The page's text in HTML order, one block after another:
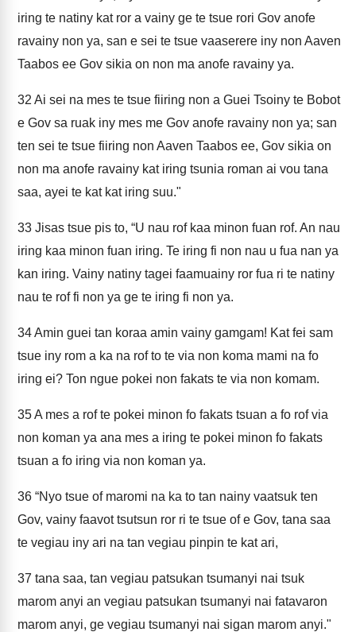
iring te natiny kat ror a vainy ge te tsue rori Gov anofe
ravainy non ya, san e sei te tsue vaaserere iny non Aaven
Taabos ee Gov sikia on non ma anofe ravainy ya.
32 Ai sei na mes te tsue fiiring non a Guei Tsoiny te Bobot
e Gov sa ruak iny mes me Gov anofe ravainy non ya; san
ten sei te tsue fiiring non Aaven Taabos ee, Gov sikia on
non ma anofe ravainy kat iring tsunia roman ai vou tana
saa, ayei te kat kat iring suu."
33 Jisas tsue pis to, “U nau rof kaa minon fuan rof. An nau
iring kaa minon fuan iring. Te iring fi non nau u fua nan ya
kan iring. Vainy natiny tagei faamuainy ror fua ri te natiny
nau te rof fi non ya ge te iring fi non ya.
34Amin guei tan koraa amin vainy gamgam! Kat fei sam
tsue iny rom a ka na rof to te via non koma mami na fo
iring ei? Ton ngue pokei non fakats te via non komam.
35A mes a rof te pokei minon fo fakats tsuan a fo rof via
non koman ya ana mes a iring te pokei minon fo fakats
tsuan a fo iring via non koman ya.
36 “Nyo tsue of maromi na ka to tan nainy vaatsuk ten
Gov, vainy faavot tsutsun ror ri te tsue of e Gov, tana saa
te vegiau iny ari na tan vegiau pinpin te kat ari,
37 tana saa, tan vegiau patsukan tsumanyi nai tsuk
marom anyi an vegiau patsukan tsumanyi nai fatavaron
marom anyi, ge vegiau tsumanyi nai sigan marom anyi."